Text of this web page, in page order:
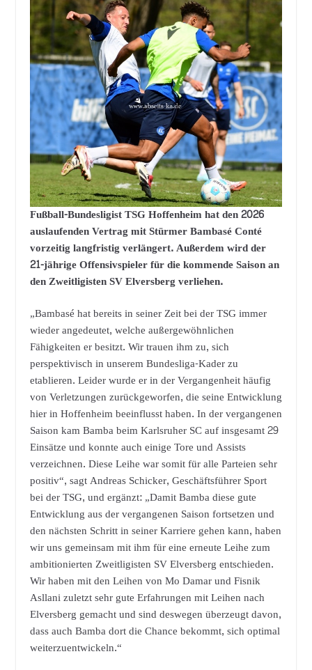
Fußball-Bundesligist TSG Hoffenheim hat den 2026
auslaufenden Vertrag mit Stürmer Bambasé Conté
vorzeitig langfristig verlängert. Außerdem wird der
21-jährige Offensivspieler für die kommende Saison an
den Zweitligisten SV Elversberg verliehen.
„Bambasé hat bereits in seiner Zeit bei der TSG immer
wieder angedeutet, welche außergewöhnlichen
Fähigkeiten er besitzt. Wir trauen ihm zu, sich
perspektivisch in unserem Bundesliga-Kader zu
etablieren. Leider wurde er in der Vergangenheit häufig
von Verletzungen zurückgeworfen, die seine Entwicklung
hier in Hoffenheim beeinflusst haben. In der vergangenen
Saison kam Bamba beim Karlsruher SC auf insgesamt 29
Einsätze und konnte auch einige Tore und Assists
verzeichnen. Diese Leihe war somit für alle Parteien sehr
positiv“, sagt Andreas Schicker, Geschäftsführer Sport
bei der TSG, und ergänzt: „Damit Bamba diese gute
Entwicklung aus der vergangenen Saison fortsetzen und
den nächsten Schritt in seiner Karriere gehen kann, haben
wir uns gemeinsam mit ihm für eine erneute Leihe zum
ambitionierten Zweitligisten SV Elversberg entschieden.
Wir haben mit den Leihen von Mo Damar und Fisnik
Asllani zuletzt sehr gute Erfahrungen mit Leihen nach
Elversberg gemacht und sind deswegen überzeugt davon,
dass auch Bamba dort die Chance bekommt, sich optimal
weiterzuentwickeln.“